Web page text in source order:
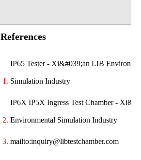
References
IP65 Tester - Xi&#039;an LIB
Simulation Industry
IP6X IP5X Ingress Test Chamber -
Environmental Simulation Industry
mailto:inquiry@libtestchamber.com